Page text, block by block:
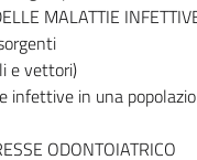
MALATTIE
e vettori)
infettive in una
ODONTOIATRICO